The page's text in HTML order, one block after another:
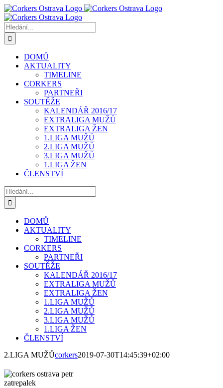
Přeskočit
na
obsah
Hledat:
DOMŮ
AKTUALITY
TIMELINE
CORKERS
PARTNEŘI
SOUTĚŽE
KALENDÁŘ 2016/17
EXTRALIGA MUŽŮ
EXTRALIGA ŽEN
1.LIGA MUŽŮ
2.LIGA MUŽŮ
3.LIGA MUŽŮ
1.LIGA ŽEN
ČLENSTVÍ
Hledat:
DOMŮ
AKTUALITY
TIMELINE
CORKERS
PARTNEŘI
SOUTĚŽE
KALENDÁŘ 2016/17
EXTRALIGA MUŽŮ
EXTRALIGA ŽEN
1.LIGA MUŽŮ
2.LIGA MUŽŮ
3.LIGA MUŽŮ
1.LIGA ŽEN
ČLENSTVÍ
2.LIGA MUŽŮcorkers2019-07-30T14:45:39+02:00